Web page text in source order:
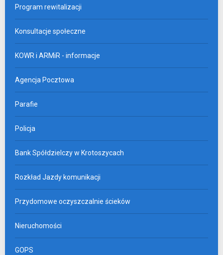
Program rewitalizacji
Konsultacje społeczne
KOWR i ARMiR - informacje
Agencja Pocztowa
Parafie
Policja
Bank Spółdzielczy w Krotoszycach
Rozkład Jazdy komunikacji
Przydomowe oczyszczalnie ścieków
Nieruchomości
GOPS